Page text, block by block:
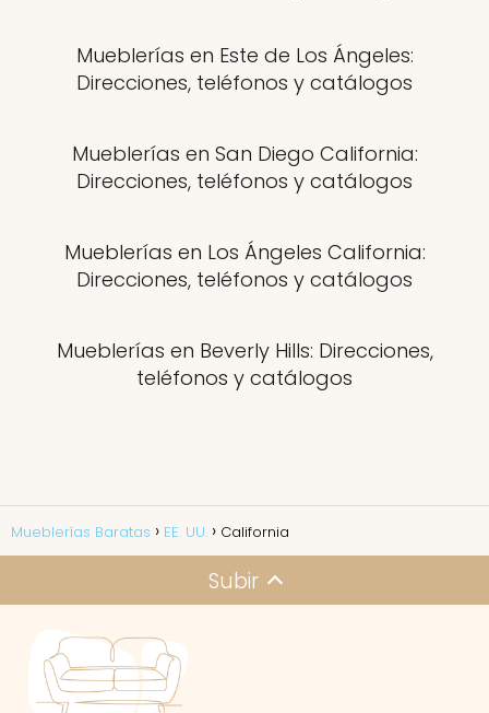
Mueblerías en Este de Los Ángeles:
Direcciones, teléfonos y catálogos
Mueblerías en San Diego California:
Direcciones, teléfonos y catálogos
Mueblerías en Los Ángeles California:
Direcciones, teléfonos y catálogos
Mueblerías en Beverly Hills: Direcciones,
teléfonos y catálogos
Mueblerías Baratas EE. UU. California
Subir